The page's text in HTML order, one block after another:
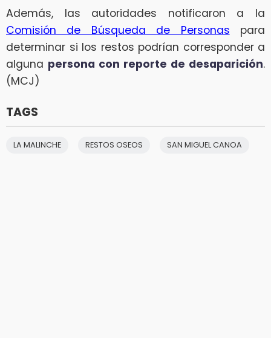
Además, las autoridades notificaron a la
Comisión de Búsqueda de Personas para
determinar si los restos podrían corresponder a
alguna persona con reporte de desaparición.
(MCJ)
TAGS
LA MALINCHE RESTOS OSEOS SAN MIGUEL CANOA